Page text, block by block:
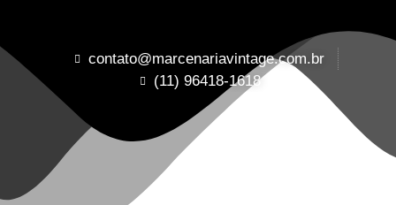
contato@marcenariavintage.com.br
(11) 96418-1618